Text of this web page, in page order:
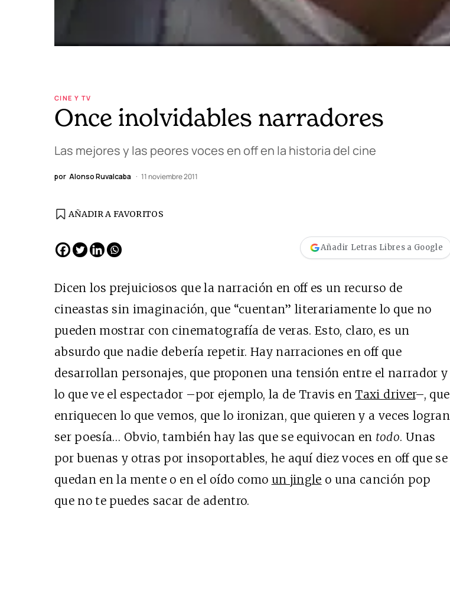
CINE Y TV
Once inolvidables narradores
Las mejores y las peores voces en off en la historia del cine
por Alonso Ruvalcaba 11 noviembre 2011
AÑADIR A FAVORITOS
Añadir Letras Libres a Google
Dicen los prejuiciosos que la narración en off es un recurso de
cineastas sin imaginación, que “cuentan” literariamente lo que no
pueden mostrar con cinematografía de veras. Esto, claro, es un
absurdo que nadie debería repetir. Hay narraciones en off que
desarrollan personajes, que proponen una tensión entre el narrador y
lo que ve el espectador –por ejemplo, la de Travis enTaxi driver–, que
enriquecen lo que vemos, que lo ironizan, que quieren y a veces logran
ser poesía… Obvio, también hay las que se equivocan en todo. Unas
por buenas y otras por insoportables, he aquí diez voces en off que se
quedan en la mente o en el oído como un jingle o una canción pop
que no te puedes sacar de adentro.
Cine desde los márgenes
EDICIÓN MÉXICO
SUSCRÍBETE